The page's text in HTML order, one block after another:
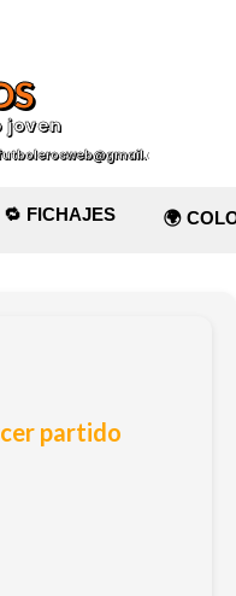
joven
🔁 FICHAJES 🌍
partido